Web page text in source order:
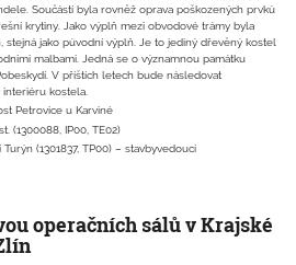
Součástí byla rovněž oprava poškozených prvků
krytiny. Jako výplň mezi obvodové trámy byla
stejná jako původní výplň. Je to jediný dřevěný kostel
malbami. Jedná se o významnou památku
V příštích letech bude následovat
kostela.
Petrovice u Karviné
(1300088, IP00, TE02)
Turýn (1301837, TP00) – stavbyvedoucí
operačních sálů v Krajské